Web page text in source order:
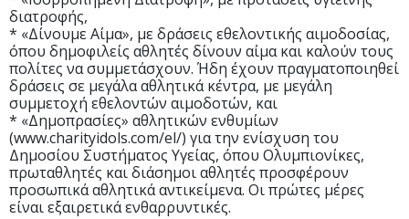
διατροφής,
* «Δίνουμε Αίμα», με δράσεις εθελοντικής αιμοδοσίας,
όπου δημοφιλείς αθλητές δίνουν αίμα και καλούν τους
πολίτες να συμμετάσχουν. Ήδη έχουν πραγματοποιηθεί
δράσεις σε μεγάλα αθλητικά κέντρα, με μεγάλη
συμμετοχή εθελοντών αιμοδοτών, και
* «Δημοπρασίες» αθλητικών ενθυμίων
(www.charityidols.com/el/) για την ενίσχυση του
Δημoσίου Συστήματος Υγείας, όπου Ολυμπιονίκες,
πρωταθλητές και διάσημοι αθλητές προσφέρουν
προσωπικά αθλητικά αντικείμενα. Οι πρώτες μέρες
είναι εξαιρετικά ενθαρρυντικές.